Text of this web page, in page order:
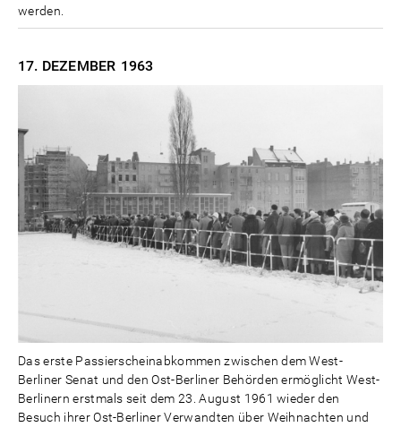
werden.
17. DEZEMBER 1963
Das erste Passierscheinabkommen zwischen dem West-
Berliner Senat und den Ost-Berliner Behörden ermöglicht West-
Berlinern erstmals seit dem 23. August 1961 wieder den
Besuch ihrer Ost-Berliner Verwandten über Weihnachten und